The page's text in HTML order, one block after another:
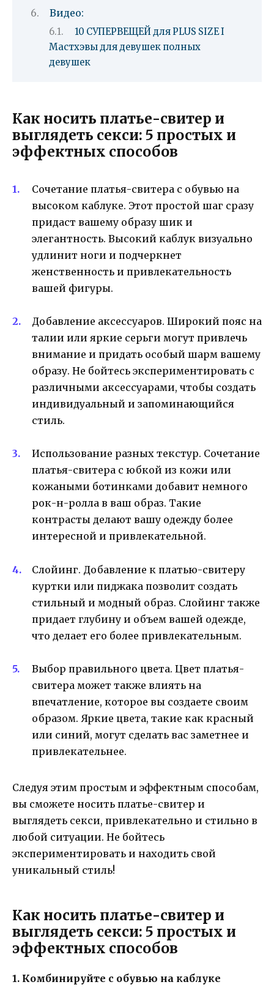
Видео:
10 СУПЕРВЕЩЕЙ для PLUS SIZE I
Мастхэвы для девушек полных
девушек
Как носить платье-свитер и
выглядеть секси: 5 простых и
эффектных способов
Сочетание платья-свитера с обувью на
высоком каблуке. Этот простой шаг сразу
придаст вашему образу шик и
элегантность. Высокий каблук визуально
удлинит ноги и подчеркнет
женственность и привлекательность
вашей фигуры.
Добавление аксессуаров. Широкий пояс на
талии или яркие серьги могут привлечь
внимание и придать особый шарм вашему
образу. Не бойтесь экспериментировать с
различными аксессуарами, чтобы создать
индивидуальный и запоминающийся
стиль.
Использование разных текстур. Сочетание
платья-свитера с юбкой из кожи или
кожаными ботинками добавит немного
рок-н-ролла в ваш образ. Такие
контрасты делают вашу одежду более
интересной и привлекательной.
Слойинг. Добавление к платью-свитеру
куртки или пиджака позволит создать
стильный и модный образ. Слойинг также
придает глубину и объем вашей одежде,
что делает его более привлекательным.
Выбор правильного цвета. Цвет платья-
свитера может также влиять на
впечатление, которое вы создаете своим
образом. Яркие цвета, такие как красный
или синий, могут сделать вас заметнее и
привлекательнее.
Следуя этим простым и эффектным способам,
вы сможете носить платье-свитер и
выглядеть секси, привлекательно и стильно в
любой ситуации. Не бойтесь
экспериментировать и находить свой
уникальный стиль!
Как носить платье-свитер и
выглядеть секси: 5 простых и
эффектных способов
1. Комбинируйте с обувью на каблуке